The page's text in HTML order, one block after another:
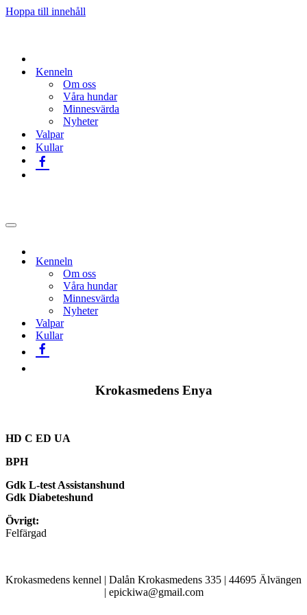
Hoppa till innehåll
Kenneln
Om oss
Våra hundar
Minnesvärda
Nyheter
Valpar
Kullar
Navigeringsmeny
Kenneln
Om oss
Våra hundar
Minnesvärda
Nyheter
Valpar
Kullar
Krokasmedens Enya
HD C ED UA
BPH
Gdk L-test Assistanshund
Gdk Diabeteshund
Övrigt:
Felfärgad
Krokasmedens kennel | Dalån Krokasmedens 335 | 44695 Älvängen
| epickiwa@gmail.com